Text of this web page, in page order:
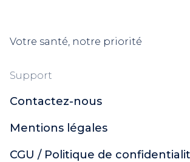
Votre santé, notre priorité
Support
Contactez-nous
Mentions légales
CGU / Politique de